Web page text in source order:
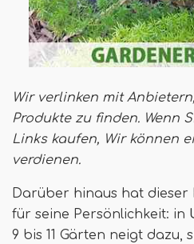
Wir verlinken mit
Produkte zu finden. Wenn
Links kaufen, Wir können
verdienen.
Darüber hinaus hat dieser
für seine Persönlichkeit: in
9 bis 11 Gärten neigt dazu,